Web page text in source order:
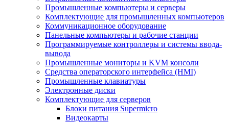
Промышленные компьютеры и серверы
Комплектующие для промышленных компьютеров
Коммуникационное оборудование
Панельные компьютеры и рабочие станции
Программируемые контроллеры и системы ввода-
вывода
Промышленные мониторы и KVM консоли
Средства операторского интерфейса (HMI)
Промышленные клавиатуры
Электронные диски
Комплектующие для серверов
Блоки питания Supermicro
Видеокарты